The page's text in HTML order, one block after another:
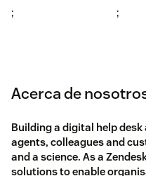
; ;
Acerca de
Building a digital help
agents, colleagues and
and a science. As a
solutions to enable